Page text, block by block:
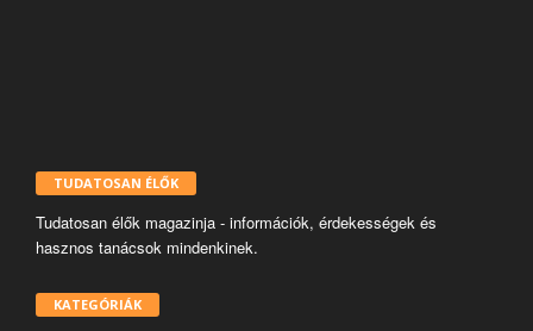
TUDATOSAN ÉLŐK
Tudatosan élők magazinja - információk, érdekességek és
hasznos tanácsok mindenkinek.
KATEGÓRIÁK